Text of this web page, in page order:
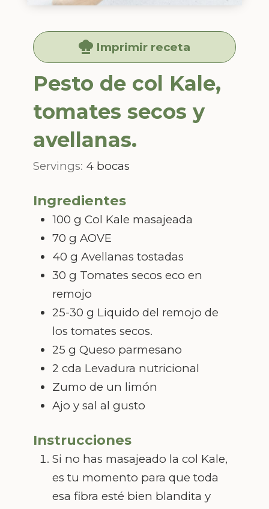
Imprimir receta
Pesto de col Kale,
tomates secos y
avellanas.
Servings: 4 bocas
Ingredientes
100 g Col Kale masajeada
70 g AOVE
40 g Avellanas tostadas
30 g Tomates secos eco en
remojo
25-30 g Liquido del remojo de
los tomates secos.
25 g Queso parmesano
2 cda Levadura nutricional
Zumo de un limón
Ajo y sal al gusto
Instrucciones
Si no has masajeado la col Kale,
es tu momento para que toda
esa fibra esté bien blandita y